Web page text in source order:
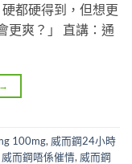
都硬得到，但想更
更爽？」 直講：通
→
100mg, 威而鋼24小時
威而鋼唔係催情, 威而鋼